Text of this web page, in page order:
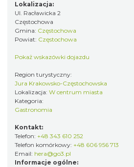
Lokalizacja:
Ul. Racławicka 2
Częstochowa
Gmina: Częstochowa
Powiat: Częstochowa
Pokaż wskazówki dojazdu
Region turystyczny:
Jura Krakowsko-Częstochowska
Lokalizacja: W centrum miasta
Kategoria:
Gastronomia
Kontakt:
Telefon: +48 343 610 252
Telefon komórkowy: +48 606 956 713
Email: hera@go3.pl
Informacje ogólne: